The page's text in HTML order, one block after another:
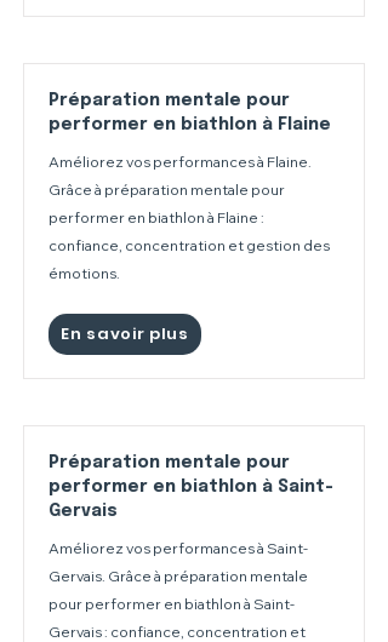
Préparation mentale pour
performer en biathlon à Flaine
Améliorez vos performances à Flaine.
Grâce à préparation mentale pour
performer en biathlon à Flaine :
confiance, concentration et gestion des
émotions.
En savoir plus
Préparation mentale pour
performer en biathlon à Saint-
Gervais
Améliorez vos performances à Saint-
Gervais. Grâce à préparation mentale
pour performer en biathlon à Saint-
Gervais : confiance, concentration et